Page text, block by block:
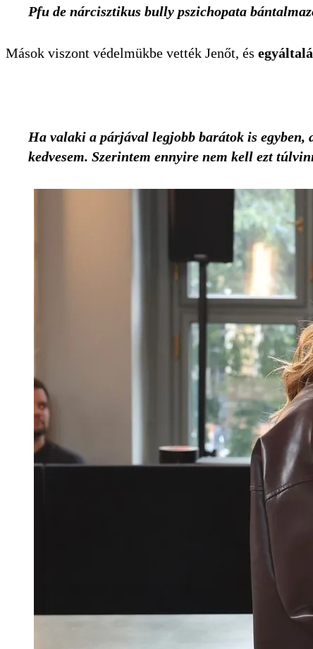
Pfu de nárcisztikus bully pszichopata
Mások viszont védelmükbe vették Jenőt, és
Ha valaki a párjával legjobb barátok is
kedvesem. Szerintem ennyire nem kell ezt